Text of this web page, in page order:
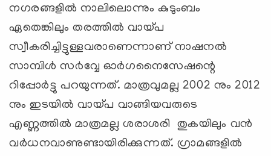
നഗരങ്ങളില്‍ നാലിലൊന്നും കുടുംബം
ഏതെങ്കിലും തരത്തില്‍ വായ്പ
സ്വീകരിച്ചിട്ടുള്ളവരാണെന്നാണ് നാഷനല്‍
സാമ്പിള്‍ സ൪വ്വേ ഓര്‍ഗനൈസേഷന്റെ
റിപ്പോര്‍ട്ടു പറയുന്നത്. മാത്രവുമല്ല 2002 നും 2012
നും ഇടയില്‍ വായ്പ വാങ്ങിയവരുടെ
എണ്ണത്തില്‍ മാത്രമല്ല ശരാശരി തുകയിലും വന്‍
വര്‍ധനവാണുണ്ടായിരിക്കുന്നത്. ഗ്രാമങ്ങളില്‍